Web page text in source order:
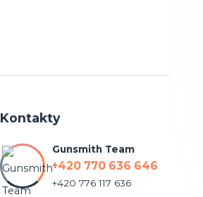
Kontakty
Gunsmith Team
+420 770 636 646
+420 776 117 636